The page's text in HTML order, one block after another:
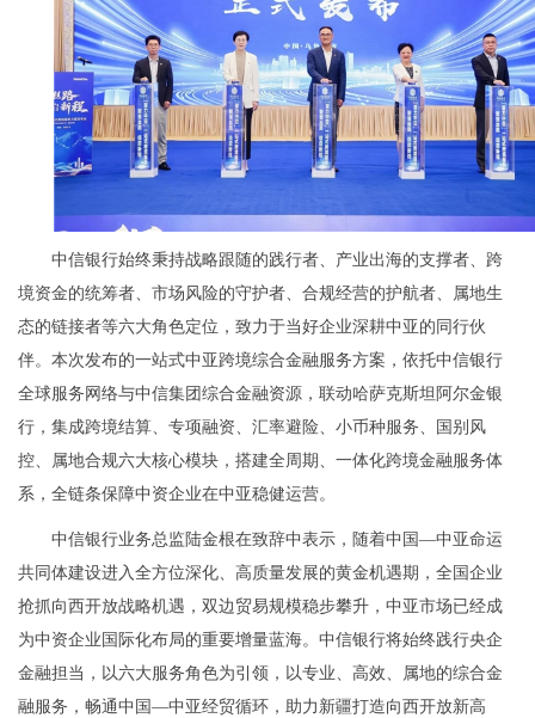
中信银行始终秉持战略跟随的践行者、产业出海的支撑者、跨
境资金的统筹者、市场风险的守护者、合规经营的护航者、属地生
态的链接者等六大角色定位，致力于当好企业深耕中亚的同行伙
伴。本次发布的一站式中亚跨境综合金融服务方案，依托中信银行
全球服务网络与中信集团综合金融资源，联动哈萨克斯坦阿尔金银
行，集成跨境结算、专项融资、汇率避险、小币种服务、国别风
控、属地合规六大核心模块，搭建全周期、一体化跨境金融服务体
系，全链条保障中资企业在中亚稳健运营。
中信银行业务总监陆金根在致辞中表示，随着中国—中亚命运
共同体建设进入全方位深化、高质量发展的黄金机遇期，全国企业
抢抓向西开放战略机遇，双边贸易规模稳步攀升，中亚市场已经成
为中资企业国际化布局的重要增量蓝海。中信银行将始终践行央企
金融担当，以六大服务角色为引领，以专业、高效、属地的综合金
融服务，畅通中国—中亚经贸循环，助力新疆打造向西开放新高